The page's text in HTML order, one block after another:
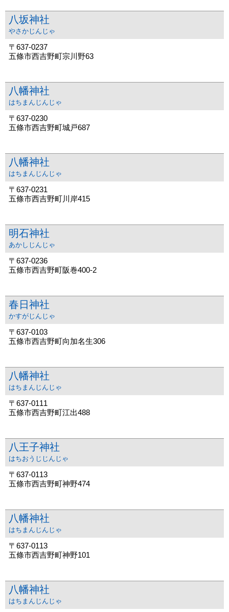
八坂神社
やさかじんじゃ
〒637-0237
五條市西吉野町宗川野63
八幡神社
はちまんじんじゃ
〒637-0230
五條市西吉野町城戸687
八幡神社
はちまんじんじゃ
〒637-0231
五條市西吉野町川岸415
明石神社
あかしじんじゃ
〒637-0236
五條市西吉野町阪巻400-2
春日神社
かすがじんじゃ
〒637-0103
五條市西吉野町向加名生306
八幡神社
はちまんじんじゃ
〒637-0111
五條市西吉野町江出488
八王子神社
はちおうじじんじゃ
〒637-0113
五條市西吉野町神野474
八幡神社
はちまんじんじゃ
〒637-0113
五條市西吉野町神野101
八幡神社
はちまんじんじゃ